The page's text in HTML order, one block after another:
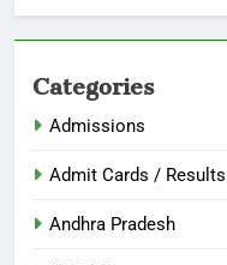
Categories
Admissions
Admit Cards / Results
Andhra Pradesh